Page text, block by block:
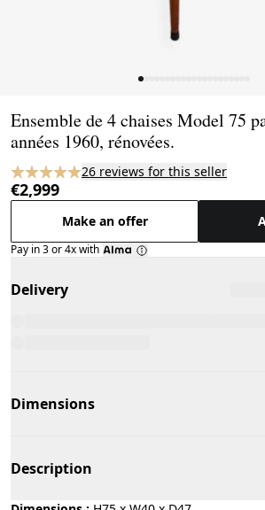
Ensemble de 4 chaises Model 75
années 1960, rénovées.
26 reviews for this seller
€2,999
Make an offer
Pay in 3 or 4x with
Delivery
Dimensions
Description